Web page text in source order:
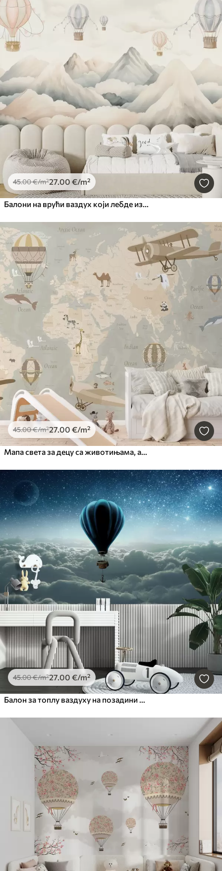
45.00€/m²27.00 €/m²
Балони на врући ваздух који лебде изнад планина у неутралним, меким пастелним тоновима
45.00€/m²27.00 €/m²
Мапа света за децу са животињама, авионима и балонима на врући ваздух. Енглески језик. Беж боја.
45.00€/m²27.00 €/m²
Балон за топлу ваздуху на позадини ноћног неба